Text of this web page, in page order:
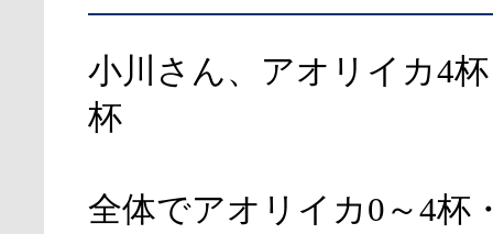
小川さん、アオリイカ4
杯
全体でアオリイカ0～4杯